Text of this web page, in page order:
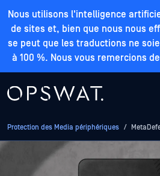
Nous utilisons l'intelligence
de sites et, bien que nous nous
se peut que les traductions ne
à 100 %. Nous vous remercions
Protection des Media périphériques /